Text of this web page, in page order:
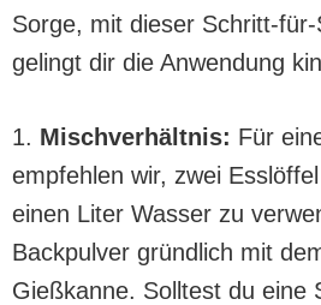
Sorge, mit dieser Schritt-
gelingt dir die Anwendung
1. Mischverhältnis: Für
empfehlen wir, zwei
einen Liter Wasser zu
Backpulver gründlich mit
Gießkanne. Solltest du eine